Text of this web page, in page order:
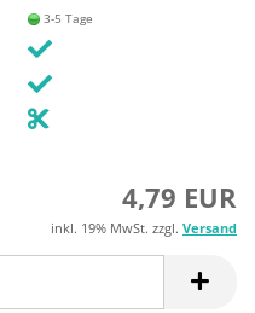
3-5 Tage
4,79 EUR
inkl. 19% MwSt. zzgl. Versand